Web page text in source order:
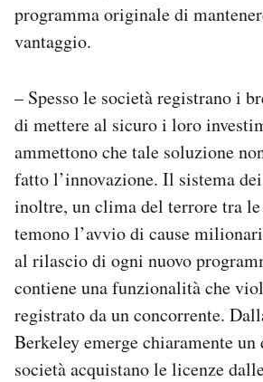
programma originale di
vantaggio.
– Spesso le società registrano i
di mettere al sicuro i loro
ammettono che tale soluzione
fatto l’innovazione. Il sistema
inoltre, un clima del terrore tra le
temono l’avvio di cause
al rilascio di ogni nuovo
contiene una funzionalità che
registrato da un concorrente.
Berkeley emerge chiaramente
società acquistano le licenze